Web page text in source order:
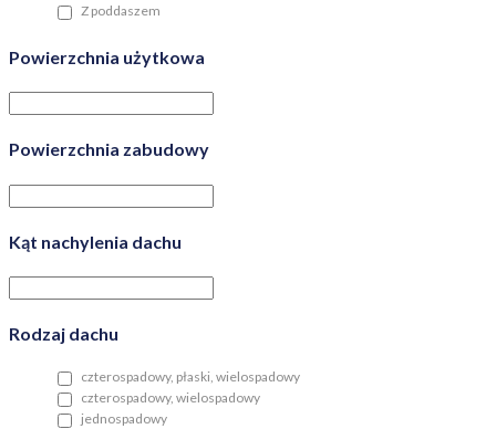
Z poddaszem
Powierzchnia użytkowa
Powierzchnia zabudowy
Kąt nachylenia dachu
Rodzaj dachu
czterospadowy, płaski, wielospadowy
czterospadowy, wielospadowy
jednospadowy